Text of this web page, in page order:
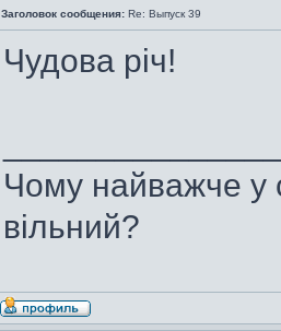
Заголовок сообщения: Re: Выпуск 39
Чудова річ!
Чому найважче у
вільний?